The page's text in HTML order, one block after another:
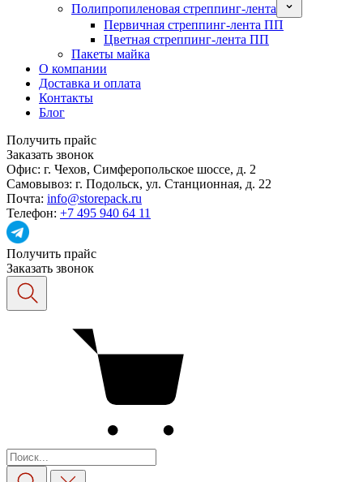
Полипропиленовая стреппинг-лента
Первичная стреппинг-лента ПП
Цветная стреппинг-лента ПП
Пакеты майка
О компании
Доставка и оплата
Контакты
Блог
Получить прайс
Заказать звонок
Офис: г. Чехов, Симферопольское шоссе, д. 2
Самовывоз: г. Подольск, ул. Станционная, д. 22
Почта: info@storepack.ru
Телефон: +7 495 940 64 11
Получить прайс
Заказать звонок